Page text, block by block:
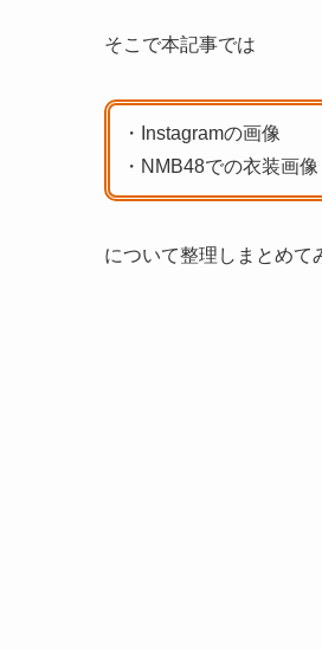
そこで本記事では
・Instagramの画像
・NMB48での衣装画像
について整理しまとめて